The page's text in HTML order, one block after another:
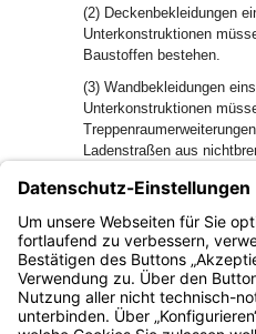
(2) Deckenbekleidungen
Unterkonstruktionen
Baustoffen bestehen.
(3) Wandbekleidungen
Unterkonstruktionen
Ladenstraßen aus
(4) Bodenbeläge müssen
Fluren für Kunden und in
schwerentflammbar sein.
Bayern.de